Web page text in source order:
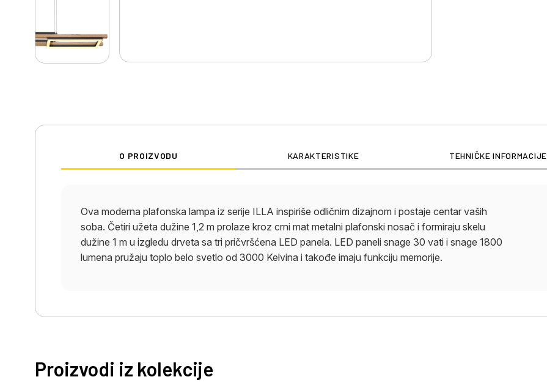
O PROIZVODU KARAKTERISTIKE TEHNIČKE INFORMACIJE
Ova moderna plafonska lampa iz serije ILLA inspiriše odličnim dizajnom i postaje centar vaših
soba. Četiri užeta dužine 1,2 m prolaze kroz crni mat metalni plafonski nosač i formiraju skelu
dužine 1 m u izgledu drveta sa tri pričvršćena LED panela. LED paneli snage 30 vati i snage 1800
lumena pružaju toplo belo svetlo od 3000 Kelvina i takođe imaju funkciju memorije.
Proizvodi iz kolekcije